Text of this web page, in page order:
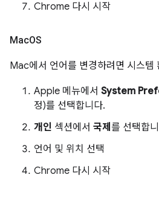
Chrome 다시 시작
MacOS
Mac에서 언어를 변경하려면 시스템
Apple 메뉴에서 System
정)를 선택합니다.
개인 섹션에서 국제 를 선택합
언어 및 위치 선택
Chrome 다시 시작